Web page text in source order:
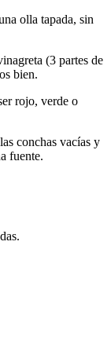
olla tapada, sin
(3 partes de
bien.
rojo, verde o
conchas vacías y
fuente.